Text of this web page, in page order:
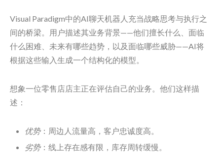
Visual Paradigm中的AI聊天机器人充当战略思考与执行之
间的桥梁。用户描述其业务背景——他们擅长什么、面临
什么困难、未来有哪些趋势，以及面临哪些威胁——AI将
根据这些输入生成一个结构化的模型。
想象一位零售店店主正在评估自己的业务。他们这样描
述：
优势：周边人流量高，客户忠诚度高。
劣势：线上存在感有限，库存周转缓慢。